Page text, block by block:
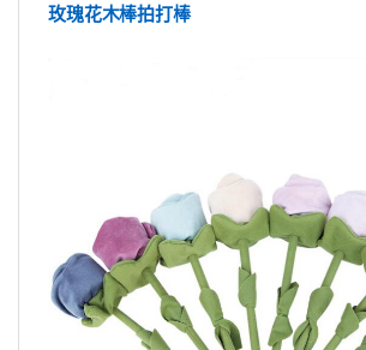
玫瑰花木棒拍打棒